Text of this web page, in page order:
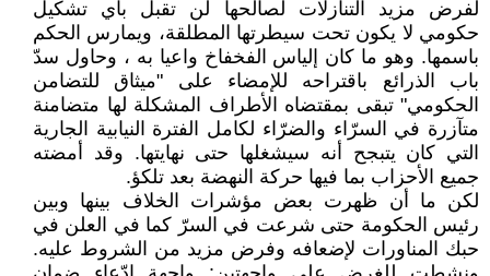
لفرض مزيد التنازلات لصالحها لن تقبل بأي تشكيل
حكومي لا يكون تحت سيطرتها المطلقة، ويمارس الحكم
باسمها. وهو ما كان إلياس الفخفاخ واعيا به ، وحاول سدّ
باب الذرائع باقتراحه للإمضاء على "ميثاق للتضامن
الحكومي" تبقى بمقتضاه الأطراف المشكلة لها متضامنة
متآزرة في السرّاء والضرّاء لكامل الفترة النيابية الجارية
التي كان يتبجح أنه سيشغلها حتى نهايتها. وقد أمضته
جميع الأحزاب بما فيها حركة النهضة بعد تلكؤ.
لكن ما أن ظهرت بعض مؤشرات الخلاف بينها وبين
رئيس الحكومة حتى شرعت في السرّ كما في العلن في
حبك المناورات لإضعافه وفرض مزيد من الشروط عليه.